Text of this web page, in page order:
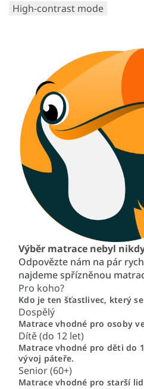
High-contrast mode
Výběr matrace nebyl
Odpovězte nám na pár
najdeme spřízněnou
Pro koho?
Kdo je ten šťastlivec, který
Dospělý
Matrace vhodné pro osoby
Dítě (do 12 let)
Matrace vhodné pro děti do
vývoj páteře.
Senior (60+)
Matrace vhodné pro starší